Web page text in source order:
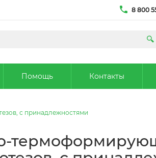
8 800
Помощь Контакты
с принадлежностями